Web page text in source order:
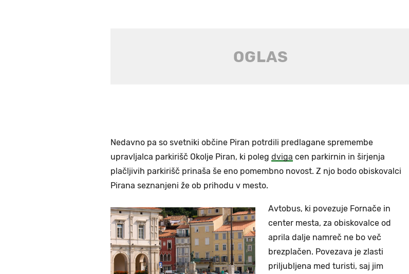
Nedavno pa so svetniki občine Piran potrdili predlagane spremembe
upravljalca parkirišč Okolje Piran, ki poleg dviga cen parkirnin in širjenja
plačljivih parkirišč prinaša še eno pomembno novost. Z njo bodo obiskovalci
Pirana seznanjeni že ob prihodu v mesto.
Avtobus, ki povezuje Fornače in
center mesta, za obiskovalce od
aprila dalje namreč ne bo več
brezplačen. Povezava je zlasti
priljubljena med turisti, saj jim